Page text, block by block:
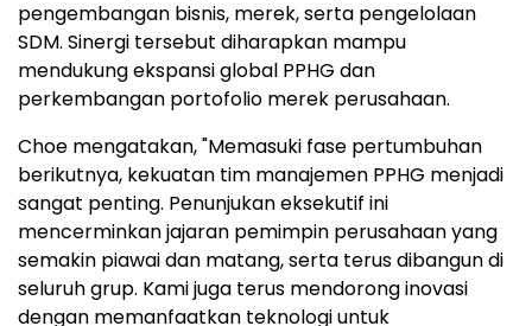
pengembangan bisnis, merek, serta pengelolaan
SDM. Sinergi tersebut diharapkan mampu
mendukung ekspansi global PPHG dan
perkembangan portofolio merek perusahaan.
Choe mengatakan, "Memasuki fase pertumbuhan
berikutnya, kekuatan tim manajemen PPHG menjadi
sangat penting. Penunjukan eksekutif ini
mencerminkan jajaran pemimpin perusahaan yang
semakin piawai dan matang, serta terus dibangun di
seluruh grup. Kami juga terus mendorong inovasi
dengan memanfaatkan teknologi untuk